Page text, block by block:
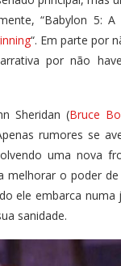
“Babylon 5:
“. Em parte por
por não
Sheridan (Bruce
rumores se
uma nova
o poder
ele embarca
sanidade.